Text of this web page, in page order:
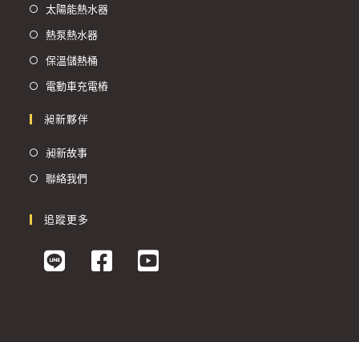
太陽能熱水器
熱泵熱水器
保溫儲熱桶
電動車充電樁
昶新夥伴
昶新故事
聯絡我們
追蹤更多